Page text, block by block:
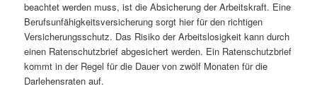
beachtet werden muss, ist die Absicherung der Arbeitskraft. Eine
Berufsunfähigkeitsversicherung sorgt hier für den richtigen
Versicherungsschutz. Das Risiko der Arbeitslosigkeit kann durch
einen Ratenschutzbrief abgesichert werden. Ein Ratenschutzbrief
kommt in der Regel für die Dauer von zwölf Monaten für die
Darlehensraten auf.